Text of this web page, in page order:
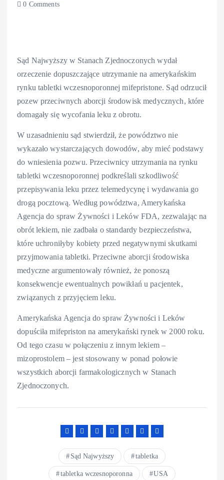
0 Comments
Sąd Najwyższy w Stanach Zjednoczonych wydał
orzeczenie dopuszczające utrzymanie na amerykańskim
rynku tabletki wczesnoporonnej mifepristone. Sąd odrzucił
pozew przeciwnych aborcji środowisk medycznych, które
domagały się wycofania leku z obrotu.
W uzasadnieniu sąd stwierdził, że powództwo nie
wykazało wystarczających dowodów, aby mieć podstawy
do wniesienia pozwu. Przeciwnicy utrzymania na rynku
tabletki wczesnoporonnej podkreślali szkodliwość
przepisywania leku przez telemedycynę i wydawania go
drogą pocztową. Według powództwa, Amerykańska
Agencja do spraw Żywności i Leków FDA, zezwalając na
obrót lekiem, nie zadbała o standardy bezpieczeństwa,
które uchroniłyby kobiety przed negatywnymi skutkami
przyjmowania tabletki. Przeciwne aborcji środowiska
medyczne argumentowały również, że ponoszą
konsekwencje ewentualnych powikłań u pacjentek,
związanych z przyjęciem leku.
Amerykańska Agencja do spraw Żywności i Leków
dopuściła mifepriston na amerykański rynek w 2000 roku.
Od tego czasu w połączeniu z innym lekiem –
mizoprostolem – jest stosowany w ponad połowie
wszystkich aborcji farmakologicznych w Stanach
Zjednoczonych.
Sąd Najwyższy tabletka
tabletka wczesnoporonna USA